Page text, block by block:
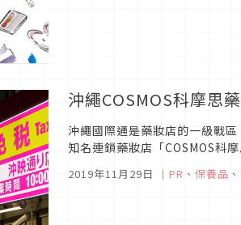
沖繩COSMOS科摩思
沖繩國際通是藥妝店的一級戰
知名連鎖藥妝店「COSMOS科
2019年11月29日 ｜ PR 、 保養品 、